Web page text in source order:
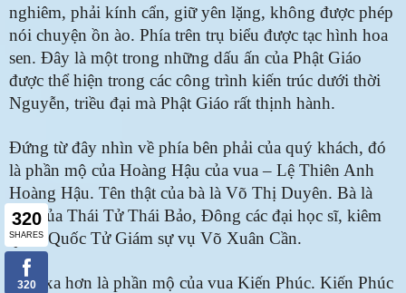
nghiêm, phải kính cẩn, giữ yên lặng, không được phép
nói chuyện ồn ào. Phía trên trụ biểu được tạc hình hoa
sen. Đây là một trong những dấu ấn của Phật Giáo
được thể hiện trong các công trình kiến trúc dưới thời
Nguyễn, triều đại mà Phật Giáo rất thịnh hành.
Đứng từ đây nhìn về phía bên phải của quý khách, đó
là phần mộ của Hoàng Hậu của vua – Lệ Thiên Anh
Hoàng Hậu. Tên thật của bà là Võ Thị Duyên. Bà là
con của Thái Tử Thái Bảo, Đông các đại học sĩ, kiêm
quản Quốc Tử Giám sự vụ Võ Xuân Cần.
Phía xa hơn là phần mộ của vua Kiến Phúc. Kiến Phúc